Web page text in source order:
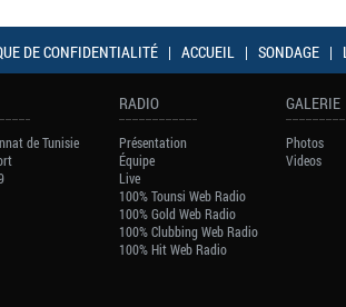
DE CONFIDENTIALITÉ | ACCUEIL | SONDAGE |
de Tunisie
RADIO
Présentation
Équipe
Live
100% Tounsi Web Radio
100% Gold Web Radio
100% Clubbing Web Radio
100% Hit Web Radio
GALERIE
Photos
Videos